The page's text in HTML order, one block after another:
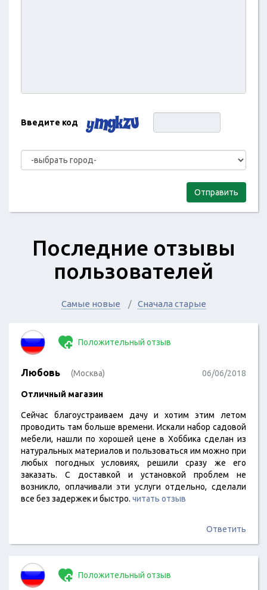
Введите код
Отправить
Последние отзывы
пользователей
Самые новые Сначала старые
Положительный отзыв
Любовь (Москва) 06/06/2018
Отличный магазин
Сейчас благоустраиваем дачу и хотим этим летом
проводить там больше времени. Искали набор садовой
мебели, нашли по хорошей цене в Хоббика сделан из
натуральных материалов и пользоваться им можно при
любых погодных условиях, решили сразу же его
заказать. С доставкой и установкой проблем не
возникло, оплачивали эти услуги отдельно, сделали
все без задержек и быстро. читать отзыв
Ответить
Положительный отзыв